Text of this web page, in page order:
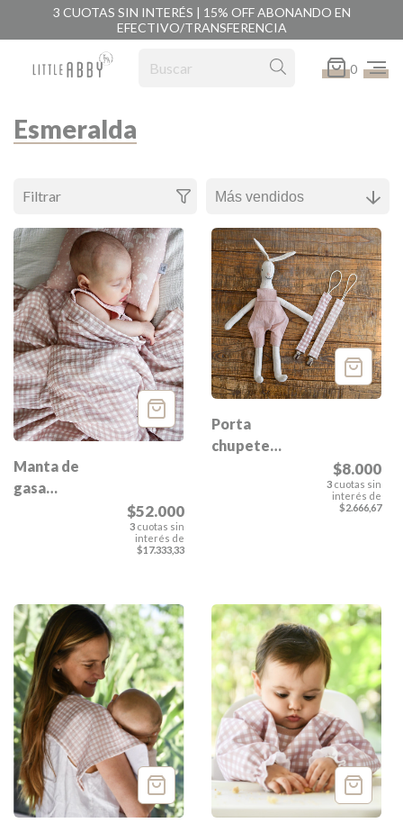
3 CUOTAS SIN INTERÉS | 15% OFF ABONANDO EN
EFECTIVO/TRANSFERENCIA
0
Esmeralda
Filtrar
Manta de
gasa
$52.000
3cuotas sin
interés de
$17.333,33
Porta
chupete
$8.000
3 cuotas sin
interés de
$2.666,67